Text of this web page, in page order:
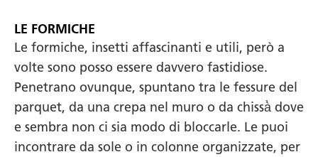
LE FORMICHE
Le formiche, insetti affascinanti e utili, però a
volte sono posso essere davvero fastidiose.
Penetrano ovunque, spuntano tra le fessure del
parquet, da una crepa nel muro o da chissà̀ dove
e sembra non ci sia modo di bloccarle. Le puoi
incontrare da sole o in colonne organizzate, per